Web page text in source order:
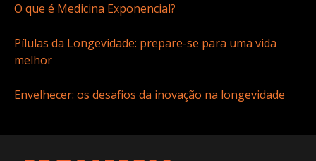
O que é Medicina Exponencial?
Pílulas da Longevidade: prepare-se para uma vida
melhor
Envelhecer: os desafios da inovação na longevidade